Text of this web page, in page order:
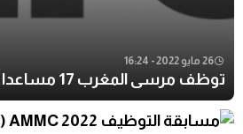
26 مايو 2022 - 16:24
توظف مرسى المغرب 17 مساعدا فنيا